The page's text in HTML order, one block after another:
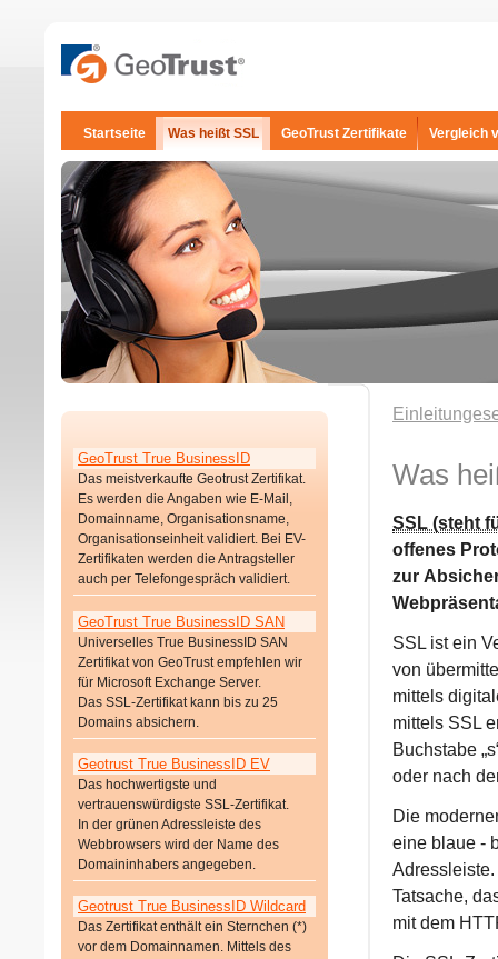
Was
SSL (steht
offenes
zur
SSL ist ein
von
mittels
mittels SSL
Buchstabe
oder nach
Die
eine blaue -
Tatsache,
mit dem
GeoTrust True BusinessID
Das meistverkaufte Geotrust Zertifikat.
Es werden die Angaben wie E-Mail,
Domainname, Organisationsname,
Organisationseinheit validiert. Bei EV-
Zertifikaten werden die Antragsteller
auch per Telefongespräch validiert.
GeoTrust True BusinessID SAN
Universelles True BusinessID SAN
Zertifikat von GeoTrust empfehlen wir
für Microsoft Exchange Server.
Das SSL-Zertifikat kann bis zu 25
Domains absichern.
Geotrust True BusinessID EV
Das hochwertigste und
vertrauenswürdigste SSL-Zertifikat.
In der grünen Adressleiste des
Webbrowsers wird der Name des
Domaininhabers angegeben.
Geotrust True BusinessID Wildcard
Das Zertifikat enthält ein Sternchen (*)
vor dem Domainnamen. Mittels des
Startseite Was heißt SSL GeoTrust Zertifikate Vergleich